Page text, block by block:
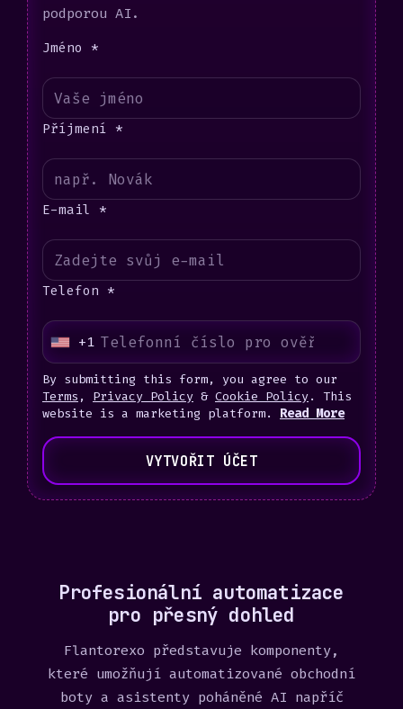
podporou AI.
Jméno *
Příjmení *
E-mail *
Telefon *
U
i
t
e
S
e
1
+1
By submitting this form, you agree to our
Terms , Privacy Policy & Cookie Policy. This
website is a marketing platform. Read More
VYTVOŘIT ÚČET
Profesionální automatizace
pro přesný dohled
Flantorexo představuje komponenty,
které umožňují automatizované obchodní
boty a asistenty poháněné AI napříč